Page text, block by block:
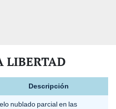
LIBERTAD
Descripción
nublado parcial en las